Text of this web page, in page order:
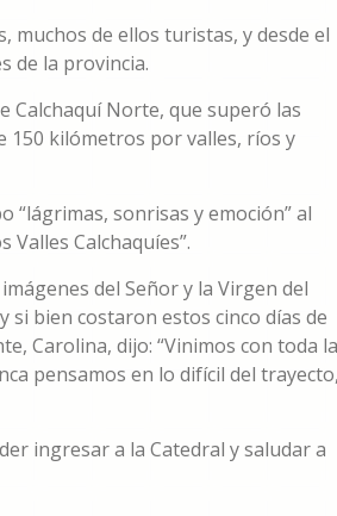
muchos de ellos turistas, y desde el
de la provincia.
Calchaquí Norte, que superó las
150 kilómetros por valles, ríos y
“lágrimas, sonrisas y emoción” al
Calchaquíes”.
del Señor y la Virgen del
si bien costaron estos cinco días de
Carolina, dijo: “Vinimos con toda la
pensamos en lo difícil del
ingresar a la Catedral y saludar a